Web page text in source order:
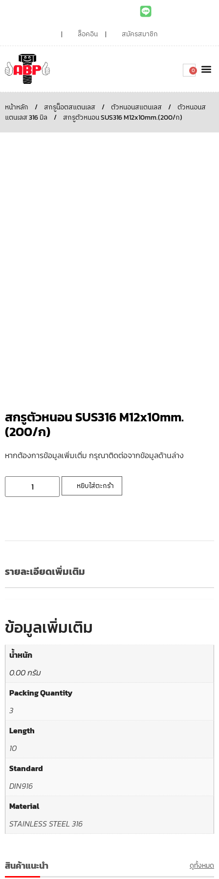
ล็อคอิน สมัครสมาชิก
0
หน้าหลัก / สกรูน็อตสแตนเลส / ตัวหนอนสแตนเลส /
ตัวหนอนส
แตนเลส 316 มิล
/ สกรูตัวหนอน SUS316 M12x10mm.(200/ก)
สกรูตัวหนอน SUS316 M12x10mm.
(200/ก)
หากต้องการข้อมูลเพิ่มเติ่ม กรุณาติดต่อจากข้อมูลด้านล่าง
หยิบใส่ตะกร้า
รายละเอียดเพิ่มเติม
ข้อมูลเพิ่มเติม
น้ำหนัก
0.00 กรัม
Packing Quantity
3
Length
10
Standard
DIN916
Material
STAINLESS STEEL 316
สินค้าแนะนำ ดูทั้งหมด